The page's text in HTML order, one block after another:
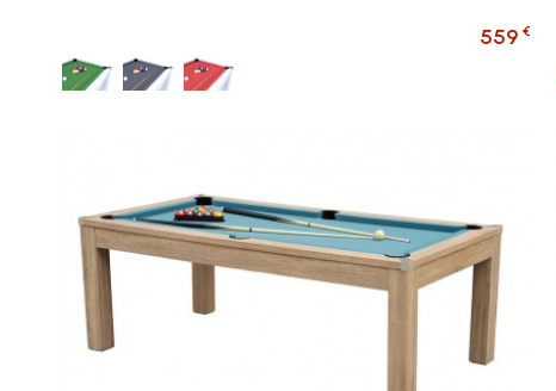
559€
Vert Gris Rouge